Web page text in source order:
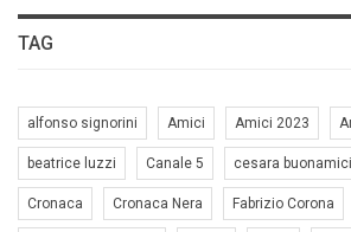
TAG
alfonso signorini Amici Amici 2023
beatrice luzzi Canale 5 cesara buonamici
Cronaca Cronaca Nera Fabrizio Corona